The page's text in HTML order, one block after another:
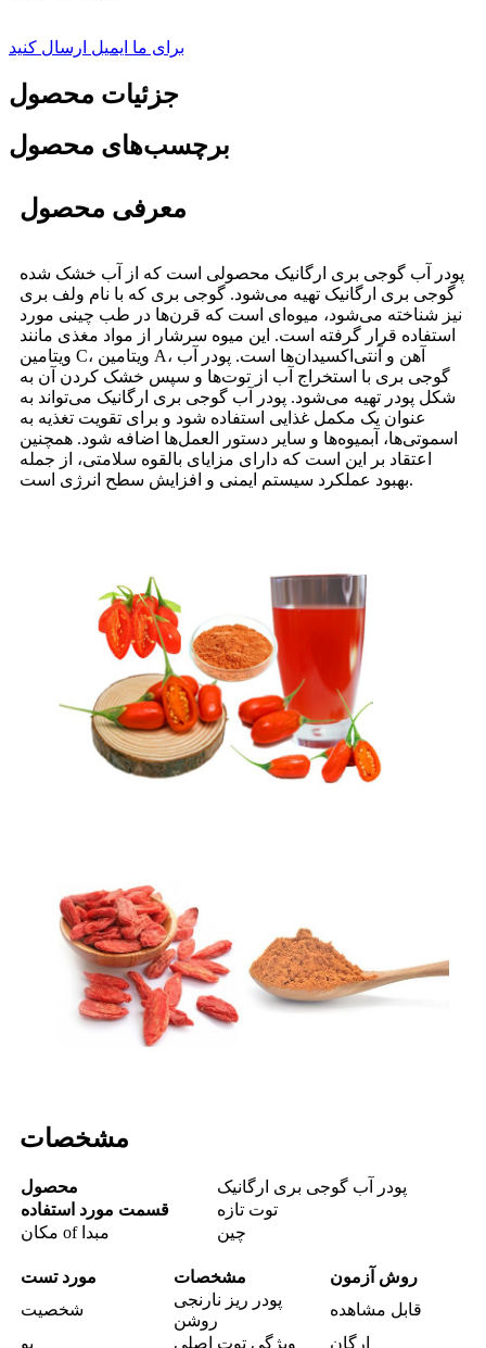
برای ما ایمیل ارسال کنید
جزئیات محصول
برچسب‌های محصول
معرفی محصول
پودر آب گوجی بری ارگانیک محصولی است که از آب خشک شده
گوجی بری ارگانیک تهیه می‌شود. گوجی بری که با نام ولف بری
نیز شناخته می‌شود، میوه‌ای است که قرن‌ها در طب چینی مورد
استفاده قرار گرفته است. این میوه سرشار از مواد مغذی مانند
ویتامین C، ویتامین A، آهن و آنتی‌اکسیدان‌ها است. پودر آب
گوجی بری با استخراج آب از توت‌ها و سپس خشک کردن آن به
شکل پودر تهیه می‌شود. پودر آب گوجی بری ارگانیک می‌تواند به
عنوان یک مکمل غذایی استفاده شود و برای تقویت تغذیه به
اسموتی‌ها، آبمیوه‌ها و سایر دستور العمل‌ها اضافه شود. همچنین
اعتقاد بر این است که دارای مزایای بالقوه سلامتی، از جمله
بهبود عملکرد سیستم ایمنی و افزایش سطح انرژی است.
مشخصات
محصول
پودر آب گوجی بری ارگانیک
قسمت مورد استفاده
توت تازه
مکان of مبدا چین
مورد تست مشخصات
روش آزمون
شخصیت
پودر ریز نارنجی
روشن
قابل مشاهده
بو
ویژگی توت اصلی ارگان